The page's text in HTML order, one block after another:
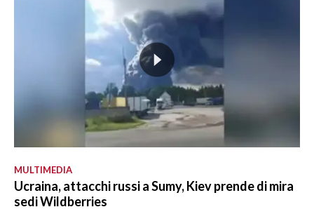
MULTIMEDIA
Ucraina, attacchi russi a Sumy, Kiev prende di mira
sedi Wildberries